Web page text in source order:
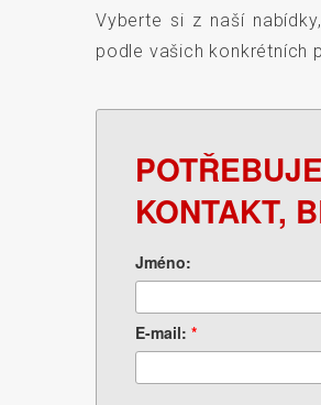
Vyberte si z naší
podle vašich konkrétních